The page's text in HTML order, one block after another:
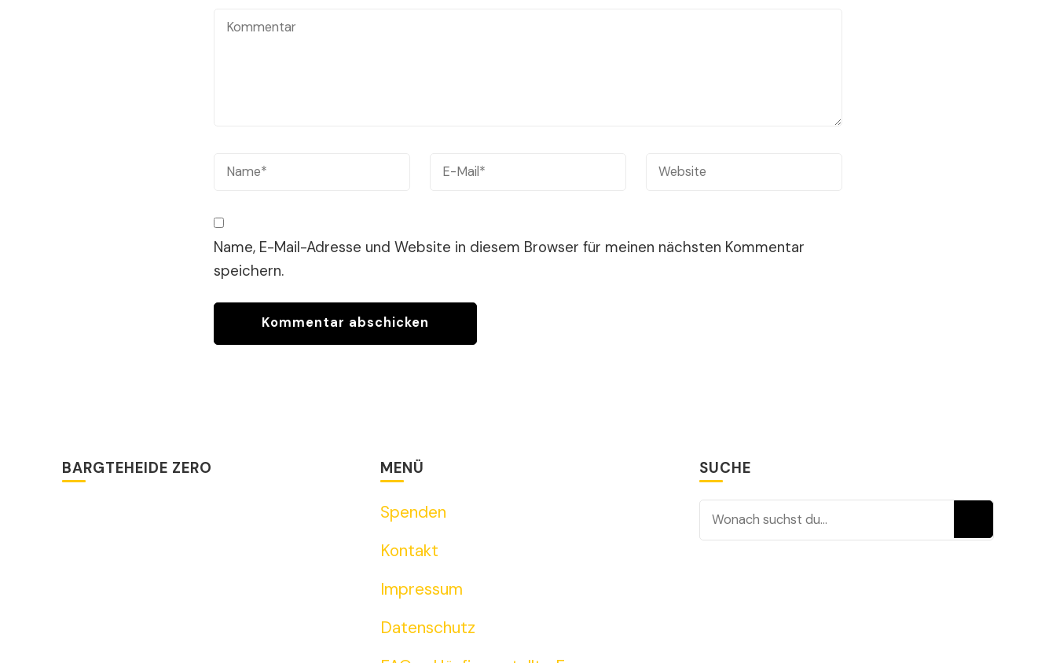
Name, E-Mail-Adresse und Website in diesem Browser für meinen nächsten Kommentar
speichern.
BARGTEHEIDE ZERO MENÜ
Spenden
Kontakt
Impressum
Datenschutz
SUCHE
Suchst du nach etwas?